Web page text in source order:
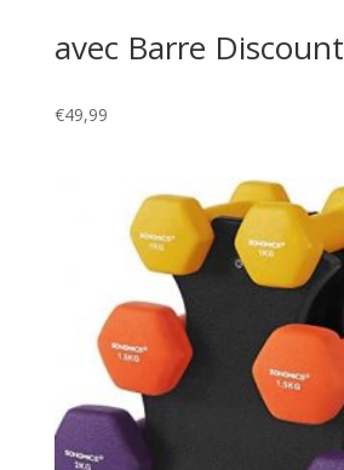
avec Barre Discount
€49,99